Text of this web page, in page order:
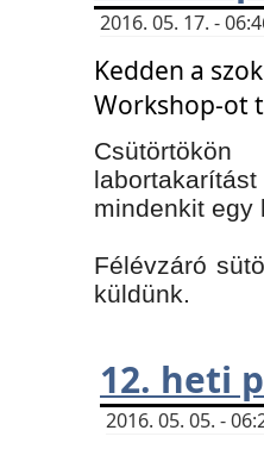
2016. 05. 17. -
Kedden a
Workshop-ot
mindenkit
Félévzáró
küldünk.
12. heti
2016. 05. 05. -